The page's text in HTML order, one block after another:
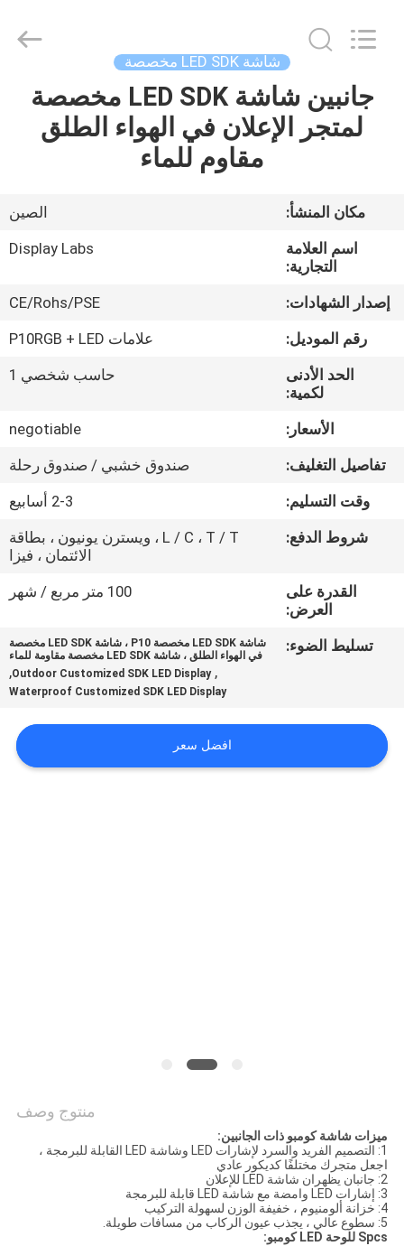
منزل،
عرض
الافتراضي
معلومات
جولة
في
المعمل
الجودة
اتصل
أخبار
Co.,Ltd.
شاشة LED SDK مخصصة
جانبين شاشة LED SDK مخصصة
لمتجر الإعلان في الهواء الطلق
مقاوم للماء
مكان المنشأ:
الصين
اسم العلامة
التجارية:
Display Labs
إصدار الشهادات:
CE/Rohs/PSE
رقم الموديل:
علامات P10RGB + LED
الحد الأدنى
لكمية:
حاسب شخصي 1
الأسعار:
negotiable
تفاصيل التغليف:
صندوق خشبي / صندوق رحلة
وقت التسليم:
2-3 أسابيع
شروط الدفع:
L / C ، T / T ، ويسترن يونيون ، بطاقة
الائتمان ، فيزا
القدرة على
العرض:
100 متر مربع / شهر
تسليط الضوء:
شاشة LED SDK مخصصة P10 ، شاشة LED SDK مخصصة
في الهواء الطلق ، شاشة LED SDK مخصصة مقاومة للماء
,
Outdoor Customized SDK LED Display
,
Waterproof Customized SDK LED Display
افضل سعر
منتوج وصف
ميزات شاشة كومبو ذات الجانبين:
1: التصميم الفريد والسرد لإشارات LED وشاشة LED القابلة للبرمجة ،
اجعل متجرك مختلفًا كديكور عادي
2: جانبان يظهران شاشة LED للإعلان
3: إشارات LED وامضة مع شاشة LED قابلة للبرمجة
4: خزانة ألومنيوم ، خفيفة الوزن لسهولة التركيب
5: سطوع عالي ، يجذب عيون الركاب من مسافات طويلة.
Spcs للوحة LED كومبو: